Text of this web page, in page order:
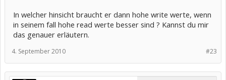
In welcher hinsicht braucht er dann hohe write werte, wenn
in seinem fall hohe read werte besser sind ? Kannst du mir
das genauer erläutern.
#23
4. September 2010